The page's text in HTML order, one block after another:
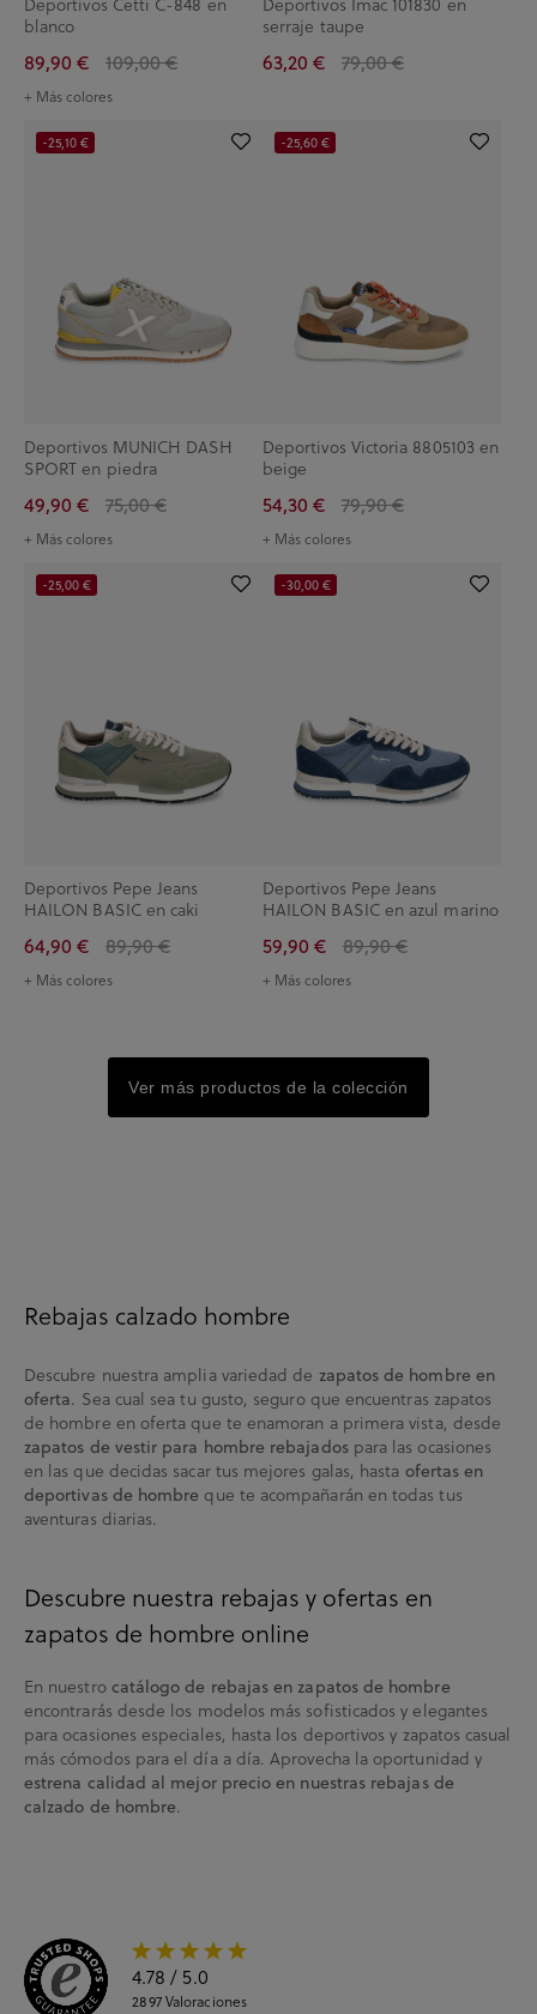
blanco
89,90 € 109,00 €
+ Más colores
serraje taupe
63,20 € 79,00 €
Deportivos MUNICH DASH
SPORT en piedra
49,90 € 75,00 €
+ Más colores
-25,10 €
Deportivos Victoria 8805103 en
beige
54,30 € 79,90 €
+ Más colores
-25,60 €
Deportivos Pepe Jeans
HAILON BASIC en caki
64,90 € 89,90 €
+ Más colores
-25,00 €
Deportivos Pepe Jeans
HAILON BASIC en azul marino
59,90 € 89,90 €
+ Más colores
-30,00 €
Ver más productos de la colección
Rebajas calzado hombre
Descubre nuestra amplia variedad de zapatos de hombre en
oferta. Sea cual sea tu gusto, seguro que encuentras zapatos
de hombre en oferta que te enamoran a primera vista, desde
zapatos de vestir para hombre rebajadospara las ocasiones
en las que decidas sacar tus mejores galas, hasta ofertas en
deportivas de hombre que te acompañarán en todas tus
aventuras diarias.
Descubre nuestra rebajas y ofertas en
zapatos de hombre online
En nuestro catálogo de rebajas en zapatos de hombre
encontrarás desde los modelos más sofisticados y elegantes
para ocasiones especiales, hasta los deportivos y zapatos casual
más cómodos para el día a día. Aprovecha la oportunidad y
estrena calidad al mejor precio en nuestras rebajas de
calzado de hombre.
4.78 / 5.0
2897Valoraciones